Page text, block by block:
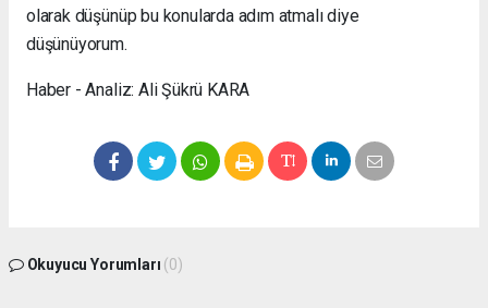
olarak düşünüp bu konularda adım atmalı diye
düşünüyorum.
Haber - Analiz: Ali Şükrü KARA
Okuyucu Yorumları (0)